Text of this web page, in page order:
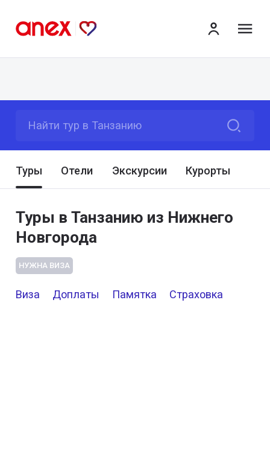
Найти тур в Танзанию
Туры Отели Экскурсии Курорты
Туры в Танзанию из Нижнего
Новгорода
НУЖНА ВИЗА
Виза Доплаты Памятка Страховка